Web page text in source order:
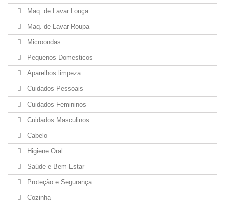
Maq. de Lavar Louça
Maq. de Lavar Roupa
Microondas
Pequenos Domesticos
Aparelhos limpeza
Cuidados Pessoais
Cuidados Femininos
Cuidados Masculinos
Cabelo
Higiene Oral
Saúde e Bem-Estar
Proteção e Segurança
Cozinha